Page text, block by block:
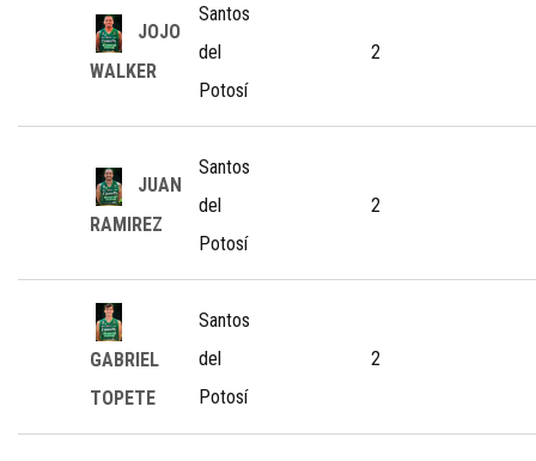
JOJO
WALKER
Santos
del
Potosí
2
JUAN
RAMIREZ
Santos
del
Potosí
2
GABRIEL
TOPETE
Santos
del
Potosí
2